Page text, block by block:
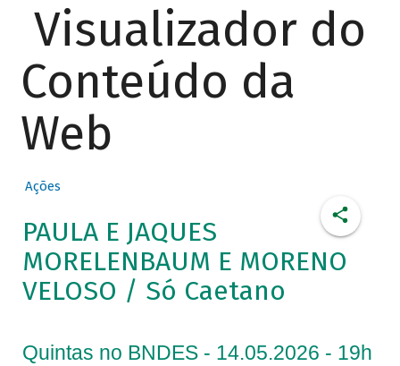
Visualizador do
Conteúdo da
Web
Ações
PAULA E JAQUES
MORELENBAUM E MORENO
VELOSO / Só Caetano
Quintas no BNDES - 14.05.2026 - 19h